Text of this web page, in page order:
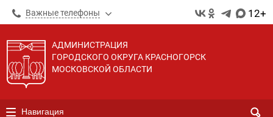
Важные телефоны 12+
АДМИНИСТРАЦИЯ
ГОРОДСКОГО ОКРУГА КРАСНОГОРСК
МОСКОВСКОЙ ОБЛАСТИ
Навигация